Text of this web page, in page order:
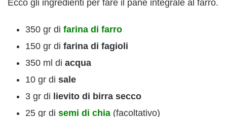
Ecco gli ingredienti per fare il pane integrale al farro.
350 gr di farina di farro
150 gr di farina di fagioli
350 ml di acqua
10 gr di sale
3 gr di lievito di birra secco
25 gr di semi di chia (facoltativo)